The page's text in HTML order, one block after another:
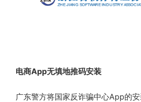
电商App无填地推码安装
广东警方将国家反诈骗中心App的